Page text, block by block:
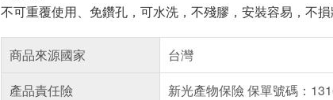
不可重覆使用、免鑽孔，可水洗，不殘膠，安裝容易，不
商品來源國家
台灣
產品責任險
新光產物保險 保單號碼：